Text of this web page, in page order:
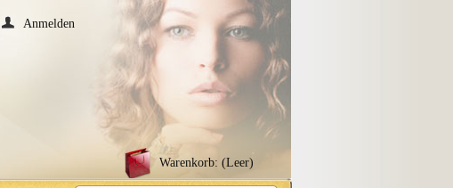
Warenkorb: (Leer)
Anmelden